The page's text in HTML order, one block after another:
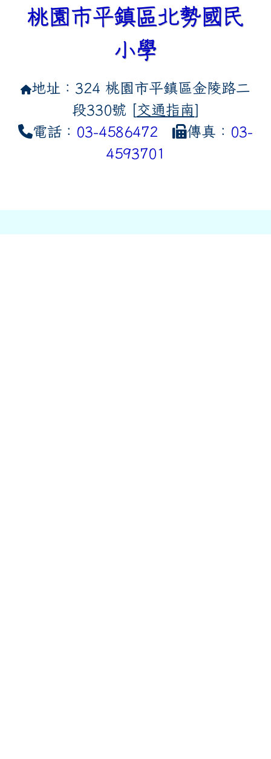
桃園市平鎮區北勢國民
小學
地址：324 桃園市平鎮區金陵路二
段330號 [交通指南]
電話： 03-4586472 傳真： 03-
4593701